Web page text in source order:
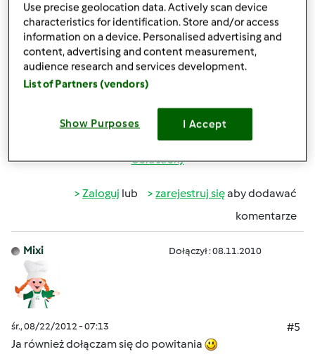
wt., 08/21/2012 - 20:10
Witaj Beatko w naszym skromnym gronie
lepiej nie
mogłas trafic masz TM i Nas
Góra strony
Zaloguj lub zarejestruj sięaby dodawać
komentarze
Mixi Dołączył : 08.11.2010
śr., 08/22/2012 - 07:13
#5
Ja również dołączam się do powitania
Use precise geolocation data. Actively scan device
characteristics for identification. Store and/or access
information on a device. Personalised advertising and
content, advertising and content measurement,
audience research and services development.
List of Partners (vendors)
Show Purposes I Accept